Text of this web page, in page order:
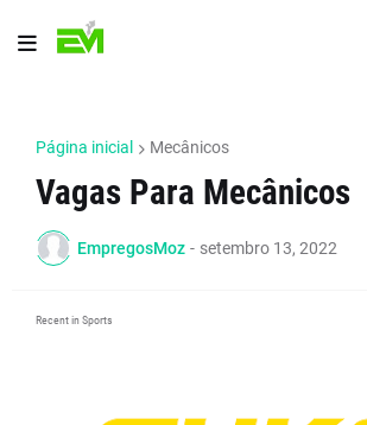
Página inicial Mecânicos
Vagas Para Mecânicos
EmpregosMoz - setembro 13, 2022
Recent in Sports